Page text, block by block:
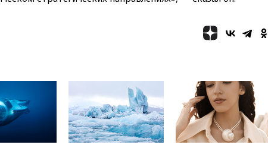
судно древнеримских времен
Собянин сообщил о
высоких темпах строительства
недвижимости в Москве
01:20
Россиянин в среднем
съедает несколько арбузов за